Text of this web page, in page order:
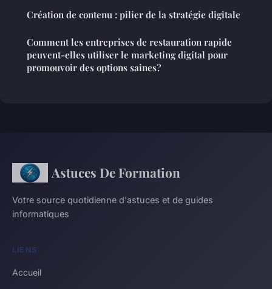
Création de contenu : pilier de la stratégie digitale
Comment les entreprises de restauration rapide
peuvent-elles utiliser le marketing digital pour
promouvoir des options saines?
Astuces De Formation
Votre source quotidienne d'astuces et de guides
informatiques
LIENS
Accueil